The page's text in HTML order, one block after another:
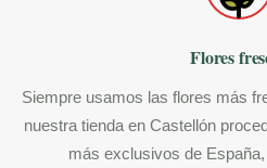
Flores
Siempre usamos las flores más
nuestra tienda en Castellón
más exclusivos de